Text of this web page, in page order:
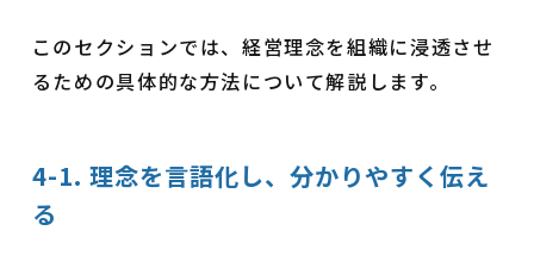
このセクションでは、経営理念を組織に浸透させ
るための具体的な方法について解説します。
4-1. 理念を言語化し、分かりやすく伝え
る